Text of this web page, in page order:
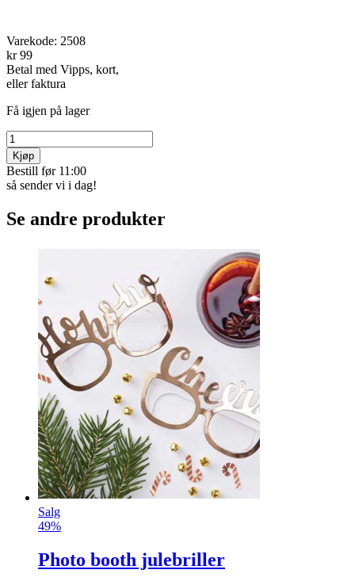
Varekode: 2508
kr 99
Betal med Vipps, kort,
eller faktura
Få igjen på lager
Kjøp
Bestill før 11:00
så sender vi i dag!
Se andre produkter
Salg
49%
Photo booth julebriller